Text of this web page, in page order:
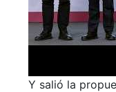
Y salió la